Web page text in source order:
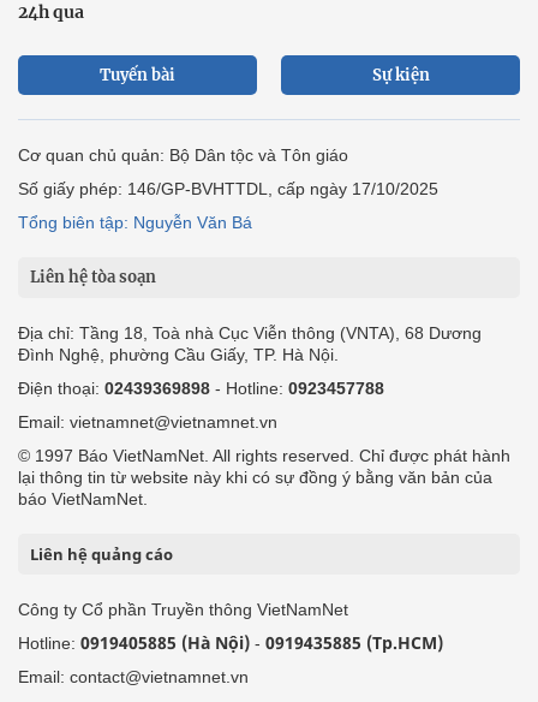
24h qua
Tuyến bài Sự kiện
Cơ quan chủ quản: Bộ Dân tộc và Tôn giáo
Số giấy phép: 146/GP-BVHTTDL, cấp ngày 17/10/2025
Tổng biên tập: Nguyễn Văn Bá
Liên hệ tòa soạn
Địa chỉ: Tầng 18, Toà nhà Cục Viễn thông (VNTA), 68 Dương
Đình Nghệ, phường Cầu Giấy, TP. Hà Nội.
Điện thoại: 02439369898 - Hotline: 0923457788
Email: vietnamnet@vietnamnet.vn
© 1997 Báo VietNamNet. All rights reserved. Chỉ được phát hành
lại thông tin từ website này khi có sự đồng ý bằng văn bản của
báo VietNamNet.
Liên hệ quảng cáo
Công ty Cổ phần Truyền thông VietNamNet
Hotline: 0919405885 (Hà Nội) - 0919435885 (Tp.HCM)
Email: contact@vietnamnet.vn